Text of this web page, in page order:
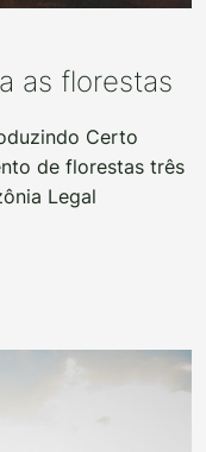
as florestas
Certo
de florestas três
Legal